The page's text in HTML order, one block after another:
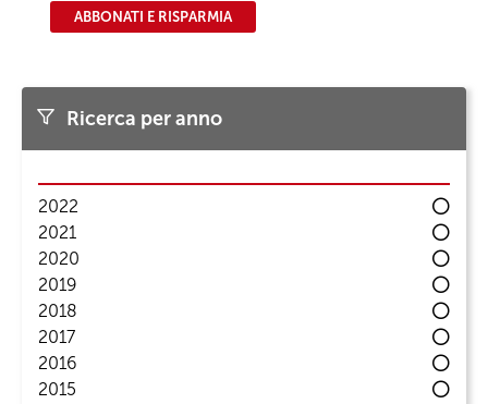
ABBONATI E RISPARMIA
Ricerca per anno
2022
2021
2020
2019
2018
2017
2016
2015